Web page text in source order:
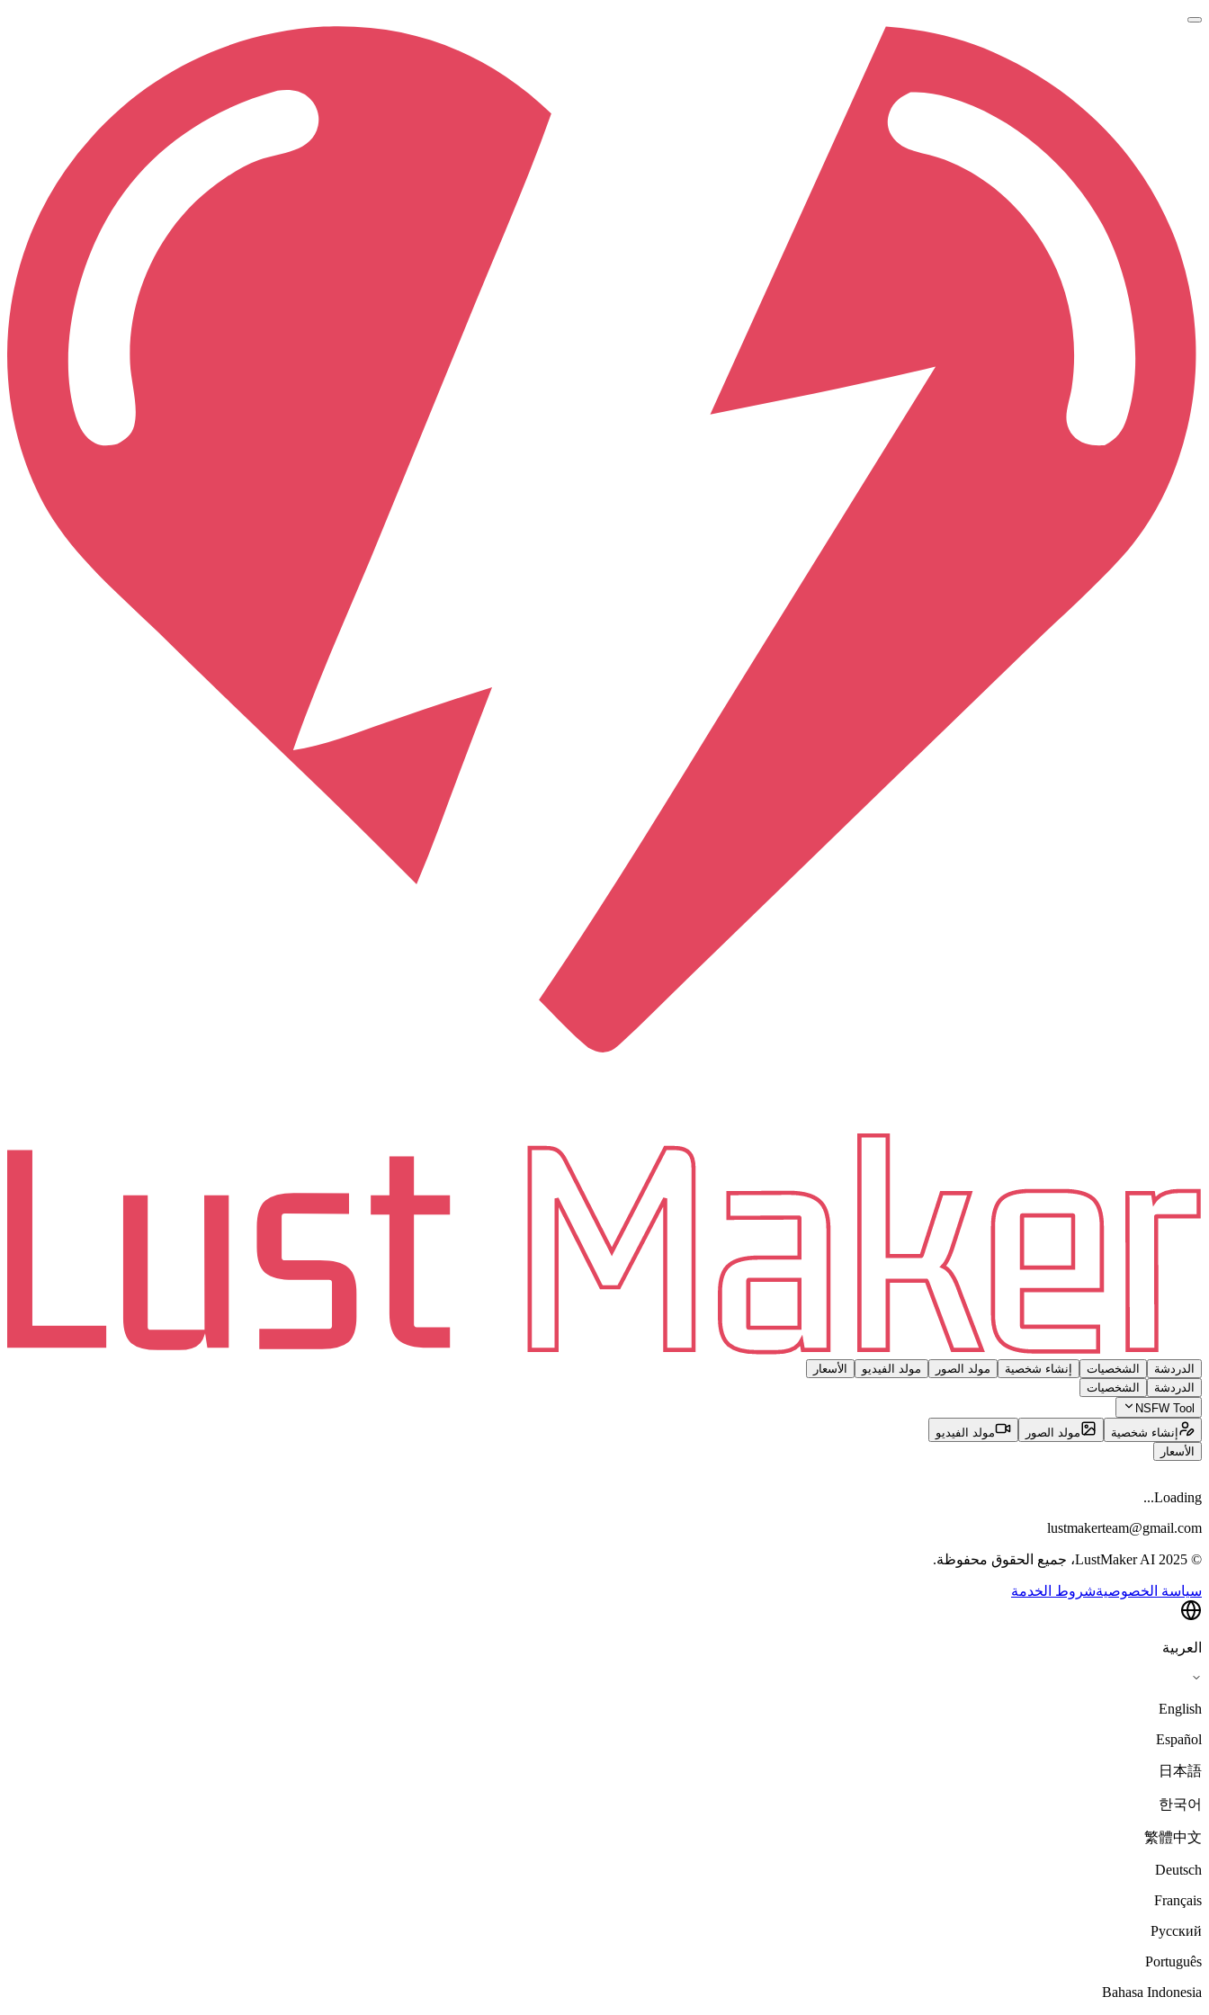
الدردشة الشخصيات إنشاء شخصية مولد الصور مولد الفيديو
الأسعار
الدردشة
الشخصيات
NSFW Tool
إنشاء شخصية
مولد الصور
مولد الفيديو
الأسعار
Loading...
lustmakerteam@gmail.com
© 2025 LustMaker AI، جميع الحقوق محفوظة.
سياسة الخصوصيةشروط الخدمة
العربية
English
Español
日本語
한국어
繁體中文
Deutsch
Français
Русский
Português
Bahasa Indonesia